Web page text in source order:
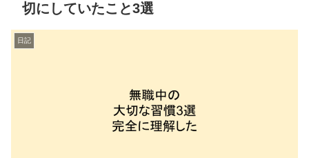
切にしていたこと3選
日記